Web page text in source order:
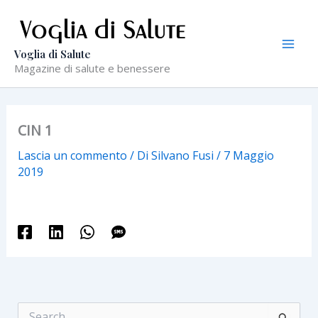
contenuto
Voglia di Salute
Magazine di salute e benessere
CIN 1
Lascia un commento / Di Silvano Fusi / 7 Maggio
2019